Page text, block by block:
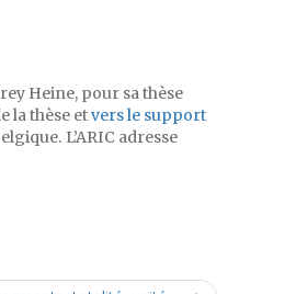
Heine, pour sa thèse
la thèse etvers le support
L’ARIC adresse